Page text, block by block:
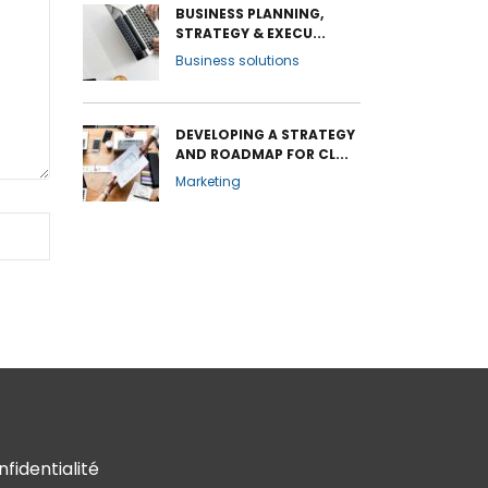
BUSINESS PLANNING,
STRATEGY & EXECU...
Business solutions
DEVELOPING A STRATEGY
AND ROADMAP FOR CL...
Marketing